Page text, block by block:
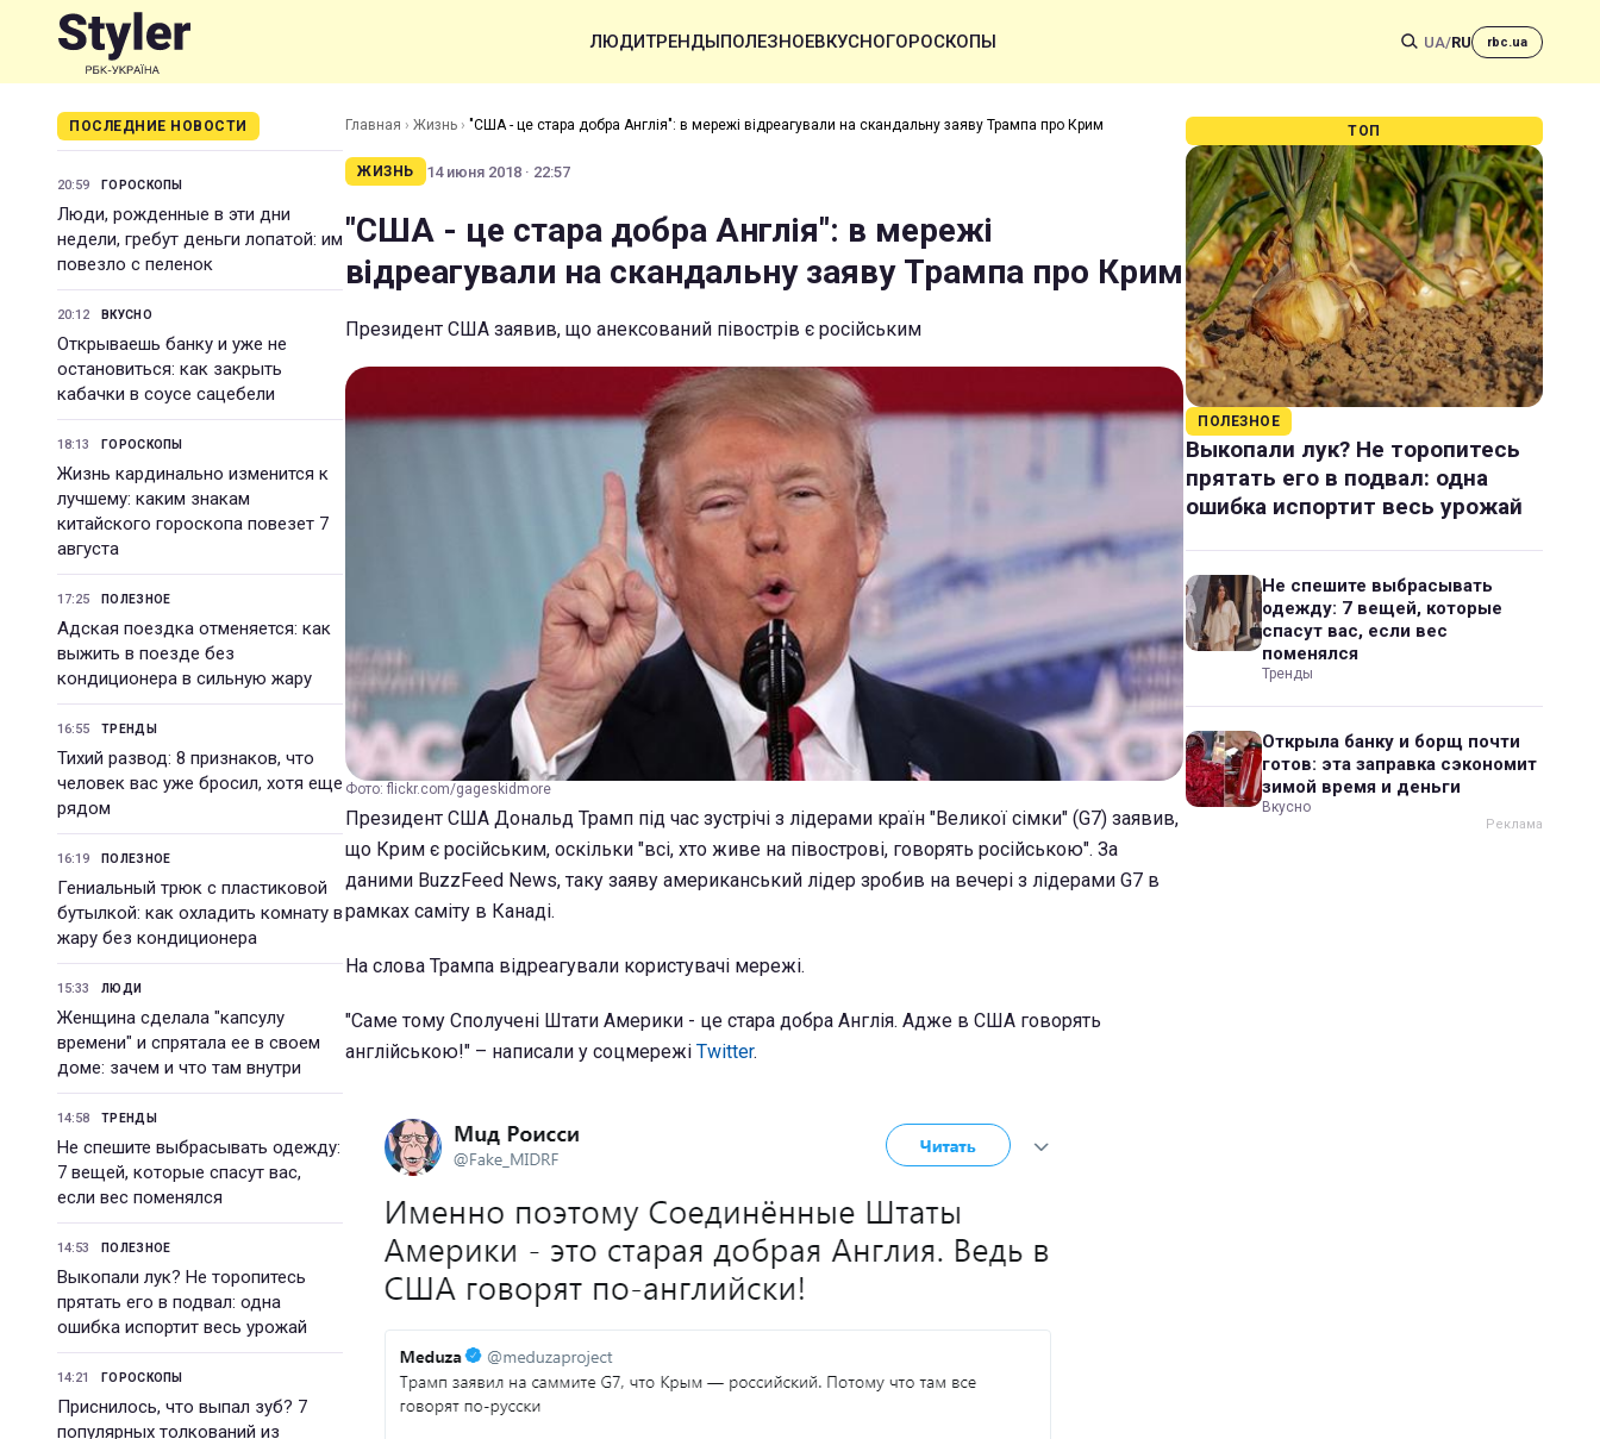
ЛЮДИТРЕНДЫПОЛЕЗНОЕВКУСНОГОРОСКОПЫ UA/RU rbc.ua
ПОСЛЕДНИЕ НОВОСТИ
20:59 ГОРОСКОПЫ
Люди, рожденные в эти дни
недели, гребут деньги лопатой: им
повезло с пеленок
20:12 ВКУСНО
Открываешь банку и уже не
остановиться: как закрыть
кабачки в соусе сацебели
18:13 ГОРОСКОПЫ
Жизнь кардинально изменится к
лучшему: каким знакам
китайского гороскопа повезет 7
августа
17:25 ПОЛЕЗНОЕ
Адская поездка отменяется: как
выжить в поезде без
кондиционера в сильную жару
16:55 ТРЕНДЫ
Тихий развод: 8 признаков, что
человек вас уже бросил, хотя еще
рядом
16:19 ПОЛЕЗНОЕ
Гениальный трюк с пластиковой
бутылкой: как охладить комнату в
жару без кондиционера
15:33 ЛЮДИ
Женщина сделала "капсулу
времени" и спрятала ее в своем
доме: зачем и что там внутри
14:58 ТРЕНДЫ
Не спешите выбрасывать одежду:
7 вещей, которые спасут вас,
если вес поменялся
14:53 ПОЛЕЗНОЕ
Выкопали лук? Не торопитесь
прятать его в подвал: одна
ошибка испортит весь урожай
14:21 ГОРОСКОПЫ
Приснилось, что выпал зуб? 7
популярных толкований из
Главная › Жизнь › "США - це стара добра Англія": в мережі відреагували на скандальну заяву Трампа про Крим
ЖИЗНЬ 14 июня 2018 · 22:57
"США - це стара добра Англія": в мережі
відреагували на скандальну заяву Трампа про Крим
Президент США заявив, що анексований півострів є російським
Фото: flickr.com/gageskidmore
Президент США Дональд Трамп під час зустрічі з лідерами країн "Великої сімки" (G7) заявив,
що Крим є російським, оскільки "всі, хто живе на півострові, говорять російською". За
даними BuzzFeed News, таку заяву американський лідер зробив на вечері з лідерами G7 в
рамках саміту в Канаді.
На слова Трампа відреагували користувачі мережі.
"Саме тому Сполучені Штати Америки - це стара добра Англія. Адже в США говорять
англійською!" – написали у соцмережі Twitter.
ТОП
ПОЛЕЗНОЕ
Выкопали лук? Не торопитесь
прятать его в подвал: одна
ошибка испортит весь урожай
Не спешите выбрасывать
одежду: 7 вещей, которые
спасут вас, если вес
поменялся
Тренды
Открыла банку и борщ почти
готов: эта заправка сэкономит
зимой время и деньги
Вкусно